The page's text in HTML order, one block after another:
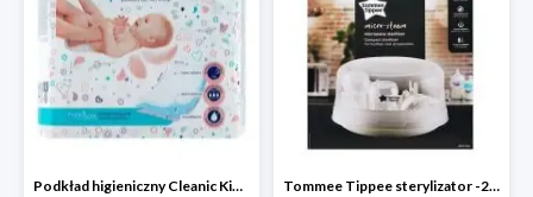
Podkład higieniczny Cleanic Kindii Pure & Soft -35% Tommee Tippee sterylizator -23%